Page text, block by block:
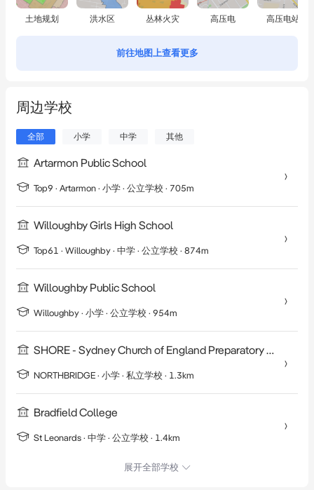
土地规划 洪水区 丛林火灾 高压电 高压电站
前往地图上查看更多
周边学校
全部 小学 中学 其他
Artarmon Public School
Top9 · Artarmon · 小学 · 公立学校 · 705m
Willoughby Girls High School
Top61 · Willoughby · 中学 · 公立学校 · 874m
Willoughby Public School
Willoughby · 小学 · 公立学校 · 954m
SHORE - Sydney Church of England Preparatory School, Northbridge
NORTHBRIDGE · 小学 · 私立学校 · 1.3km
Bradfield College
St Leonards · 中学 · 公立学校 · 1.4km
展开全部学校